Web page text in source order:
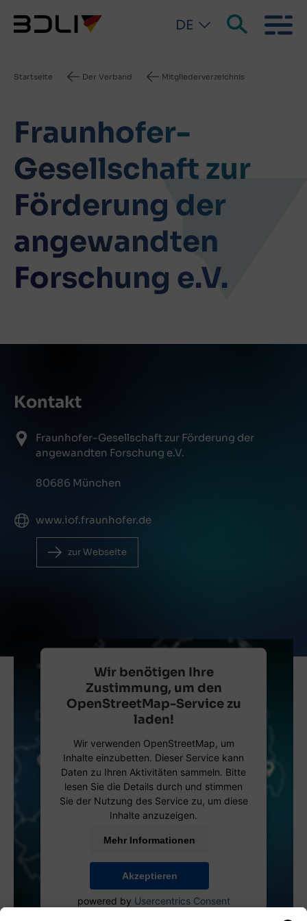
DE
Pfadnavigation
Startseite Der Verband Mitgliederverzeichnis
Fraunhofer-
Gesellschaft zur
Förderung der
angewandten
Forschung e.V.
Kontakt
Fraunhofer-Gesellschaft zur Förderung der
angewandten Forschung e.V.
80686 München
www.iof.fraunhofer.de
zur Webseite
Wir benötigen Ihre
Zustimmung, um den
OpenStreetMap-Service zu
laden!
Wir verwenden OpenStreetMap, um
Inhalte einzubetten. Dieser Service kann
Daten zu Ihren Aktivitäten sammeln. Bitte
lesen Sie die Details durch und stimmen
Sie der Nutzung des Service zu, um diese
Inhalte anzuzeigen.
Mehr Informationen
Akzeptieren
powered by Usercentrics Consent